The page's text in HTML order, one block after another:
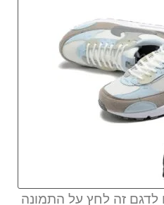
לדגם זה לחץ על התמונה